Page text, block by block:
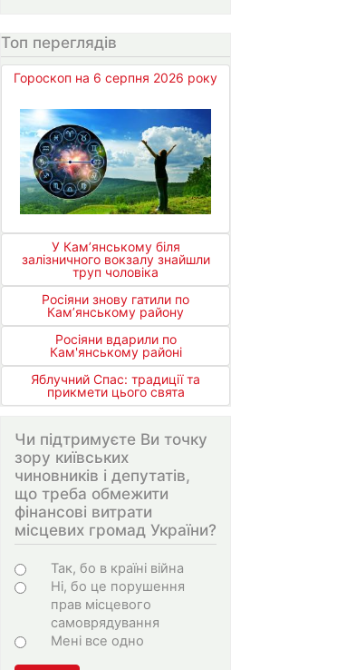
Топ переглядів
Гороскоп на 6 серпня 2026 року
У Кам’янському біля
залізничного вокзалу знайшли
труп чоловіка
Росіяни знову гатили по
Кам’янському району
Росіяни вдарили по
Кам'янському районі
Яблучний Спас: традиції та
прикмети цього свята
Чи підтримуєте Ви точку
зору київських
чиновників і депутатів,
що треба обмежити
фінансові витрати
місцевих громад України?
Варіанти
Так, бо в країні війна
Ні, бо це порушення
прав місцевого
самоврядування
Мені все одно